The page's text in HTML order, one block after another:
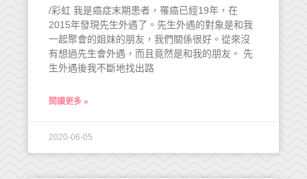
/彩虹 我是癌症末期患者，罹癌已經19年，在
2015年發現先生外遇了。先生外遇的對象是和我
一起聚會的姐妹的朋友，我們關係很好。從來沒
有想過先生會外遇，而且竟然是和我的朋友。 先
生外遇後我不斷地找出路
閱讀更多 »
2020-06-05